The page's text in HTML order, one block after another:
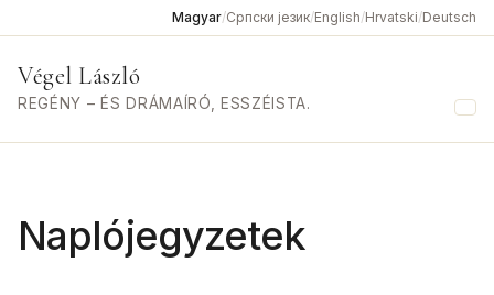
Magyar/Српски језик/English/Hrvatski/Deutsch
Végel László
REGÉNY – ÉS DRÁMAÍRÓ, ESSZÉISTA.
Naplójegyzetek